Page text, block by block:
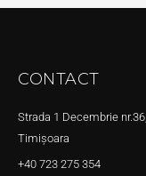
CONTACT
Strada 1 Decembrie nr.36,
Timișoara
+40 723 275 354